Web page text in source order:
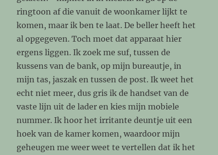
ringtoon af die vanuit de woonkamer lijkt te
komen, maar ik ben te laat. De beller heeft het
al opgegeven. Toch moet dat apparaat hier
ergens liggen. Ik zoek me suf, tussen de
kussens van de bank, op mijn bureautje, in
mijn tas, jaszak en tussen de post. Ik weet het
echt niet meer, dus gris ik de handset van de
vaste lijn uit de lader en kies mijn mobiele
nummer. Ik hoor het irritante deuntje uit een
hoek van de kamer komen, waardoor mijn
geheugen me weer weet te vertellen dat ik het